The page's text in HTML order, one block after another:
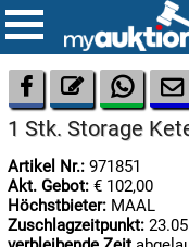
   
1 Stk. Storage
Artikel Nr.: 971851
Akt. Gebot: € 102,00
Höchstbieter: MAAL
Zuschlagzeitpunkt: